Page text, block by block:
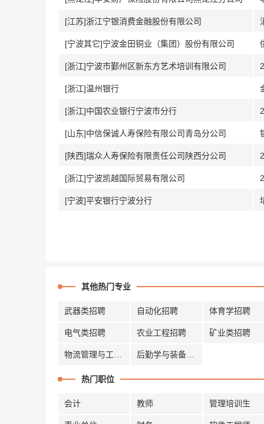
[江苏]浙江宁银消费金融股份有限公司
[宁波其它]宁波金田铜业（集团）股份有限公司
[浙江]宁波市鄞州区新东方艺术培训有限公司
[浙江]温州银行
[浙江]中国农业银行宁波市分行
[山东]中信保诚人寿保险有限公司青岛分公司
[陕西]瑞众人寿保险有限责任公司陕西分公司
[浙江]宁波凯越国际贸易有限公司
[宁波]平安银行宁波分行
其他热门专业
武器类招聘 自动化招聘 体育学招聘
电气类招聘 农业工程招聘 矿业类招聘
热门职位
会计 教师 管理培训生